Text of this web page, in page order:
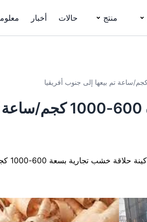
منتج حالات أخبار
ماكينة حلاقة خشب تجارية
أخبار